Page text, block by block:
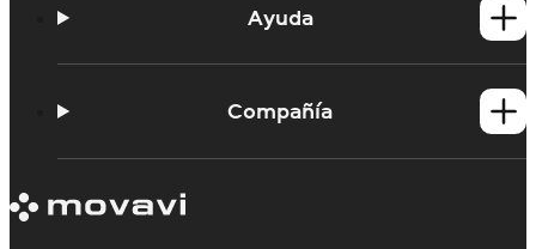
Productos para MacAyuda
Portal de aprendizaje
Limitaciones de la versión de prueba
Compañía
Testimonios